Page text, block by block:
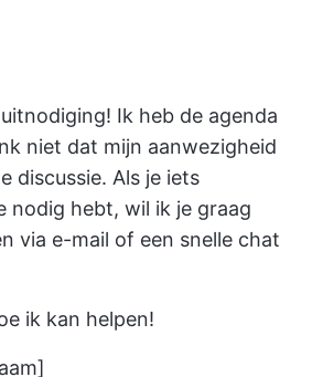
Ik heb de agenda
niet dat mijn aanwezigheid
discussie. Als je iets
nodig hebt, wil ik je graag
via e-mail of een snelle chat
ik kan helpen!